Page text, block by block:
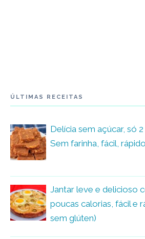
ÚLTIMAS RECEITAS
Delícia sem açúcar, só
Sem farinha, fácil,
Jantar leve e delicioso
poucas calorias, fácil e
sem glúten)